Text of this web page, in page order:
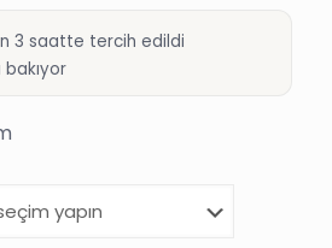
3 saatte tercih edildi